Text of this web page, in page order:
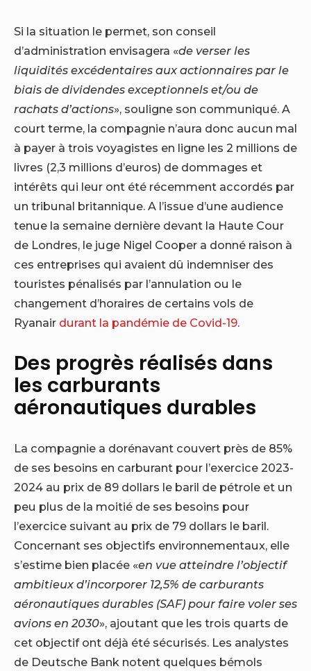
Si la situation le permet, son conseil
d’administration envisagera «de verser les
liquidités excédentaires aux actionnaires par le
biais de dividendes exceptionnels et/ou de
rachats d’actions», souligne son communiqué. A
court terme, la compagnie n’aura donc aucun mal
à payer à trois voyagistes en ligne les 2 millions de
livres (2,3 millions d’euros) de dommages et
intérêts qui leur ont été récemment accordés par
un tribunal britannique. A l’issue d’une audience
tenue la semaine dernière devant la Haute Cour
de Londres, le juge Nigel Cooper a donné raison à
ces entreprises qui avaient dû indemniser des
touristes pénalisés par l’annulation ou le
changement d’horaires de certains vols de
Ryanair durant la pandémie de Covid-19.
Des progrès réalisés dans
les carburants
aéronautiques durables
La compagnie a dorénavant couvert près de 85%
de ses besoins en carburant pour l’exercice 2023-
2024 au prix de 89 dollars le baril de pétrole et un
peu plus de la moitié de ses besoins pour
l’exercice suivant au prix de 79 dollars le baril.
Concernant ses objectifs environnementaux, elle
s’estime bien placée «en vue atteindre l’objectif
ambitieux d’incorporer 12,5% de carburants
aéronautiques durables (SAF) pour faire voler ses
avions en 2030», ajoutant que les trois quarts de
cet objectif ont déjà été sécurisés. Les analystes
de Deutsche Bank notent quelques bémols